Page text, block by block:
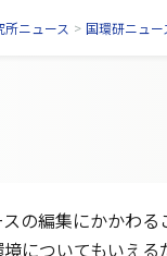
ニュース > 国環研ニュー
の編集にかかわ
についてもいえ